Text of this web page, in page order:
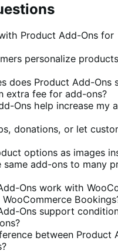
Product Add-Ons for
personalize
does Product Add-Ons
extra fee for add-ons?
Ons help increase my
donations, or let
options as images
same add-ons to many
Ons work with
Ons support
between Product